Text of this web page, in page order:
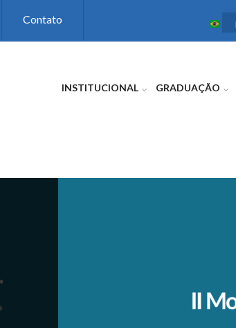
Contato
INSTITUCIONAL GRADUAÇÃO